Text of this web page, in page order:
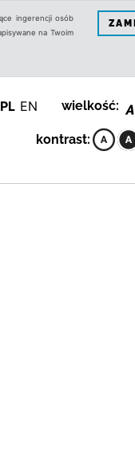
ingerencji osób
na Twoim
PL EN wielkość:
kontrast: